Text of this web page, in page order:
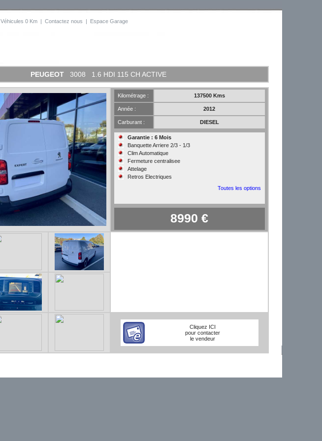
Véhicules 0 Km | Contactez nous | Espace Garage
PEUGEOT 3008 1.6 HDI 115 CH ACTIVE
Kilométrage : 137500 Kms
Année : 2012
Carburant : DIESEL
Garantie : 6 Mois
Banquette Arriere 2/3 - 1/3
Clim Automatique
Fermeture centralisee
Attelage
Retros Electriques
Toutes les options
8990 €
Cliquez ICI
pour contacter
le vendeur